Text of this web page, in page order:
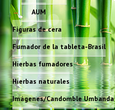
AUM
Figuras de cera
Fumador de la tableta-Brasil
Hierbas fumadores
Hierbas naturales
Imágenes/Candomble Umbanda